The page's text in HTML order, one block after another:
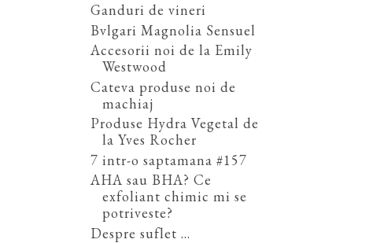
Ganduri de vineri
Bvlgari Magnolia Sensuel
Accesorii noi de la Emily
Westwood
Cateva produse noi de
machiaj
Produse Hydra Vegetal de
la Yves Rocher
7 intr-o saptamana #157
AHA sau BHA? Ce
exfoliant chimic mi se
potriveste?
Despre suflet ...